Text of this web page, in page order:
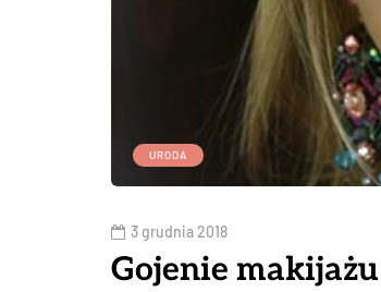
URODA
3 grudnia 2018
Gojenie